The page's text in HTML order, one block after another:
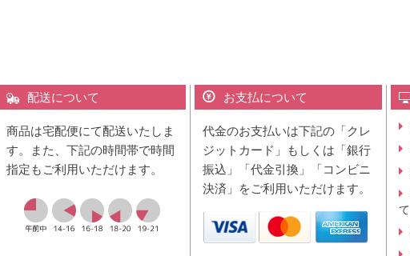
配送について
商品は宅配便にて配送いたしま
す。また、下記の時間帯で時間
指定もご利用いただけます。
お支払について
代金のお支払いは下記の「クレ
ジットカード」もしくは「銀行
振込」「代金引換」「コンビニ
決済」をご利用いただけます。
て